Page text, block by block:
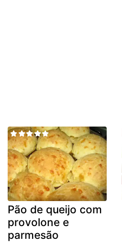
Pão de queijo com
provolone e
parmesão